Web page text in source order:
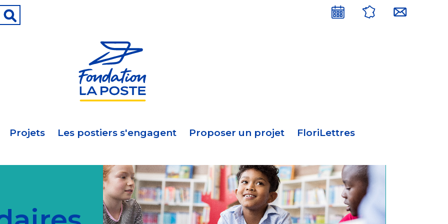
Menu
Projets Les postiers s'engagent Proposer un projet FloriLettres